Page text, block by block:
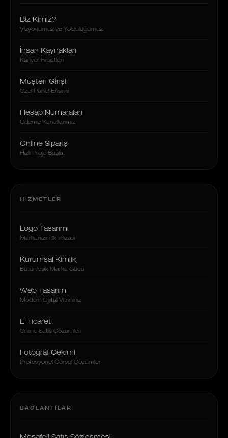
Biz Kimiz?
Vizyonumuz ve Yolculuğumuz
İnsan Kaynakları
Kariyer Fırsatları
Müşteri Girişi
Özel Panel Erişimi
Hesap Numaraları
Ödeme Kanallarımız
Online Sipariş
Hızlı Proje Başlat
HIZMETLER
Logo Tasarımı
Markanızın İlk İmzası
Kurumsal Kimlik
Bütünleşik Marka Gücü
Web Tasarım
Modern Dijital Vitrininiz
E-Ticaret
Online Satış Çözümleri
Fotoğraf Çekimi
Profesyonel Görsel Çözümler
BAĞLANTILAR